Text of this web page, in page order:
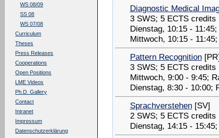
WS 08/09
SS 08
WS 07/08
Curriculum
Theses
Press Releases
Cooperations
Open Positions
LME Videos
Ph.D. Gallery
Contact
Intranet
Impressum
Datenschutzerklärung
Diagnostic Medical
3 SWS; 5 ECTS credits
Dienstag, 10:15 -
Mittwoch, 10:15 -
Pattern Recognition
3 SWS; 5 ECTS credits
Mittwoch, 9:00 - 9:45;
Dienstag, 8:30 - 10:00;
Sprachverstehen[SV]
2 SWS; 5 ECTS credits
Dienstag, 14:15 -